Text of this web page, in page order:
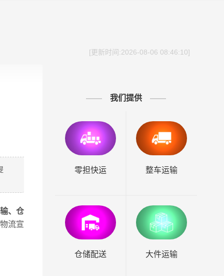
[更新时间:2026-08-06 08:46:10]
、仓
流宣
我们提供
零担快运 整车运输
仓储配送 大件运输